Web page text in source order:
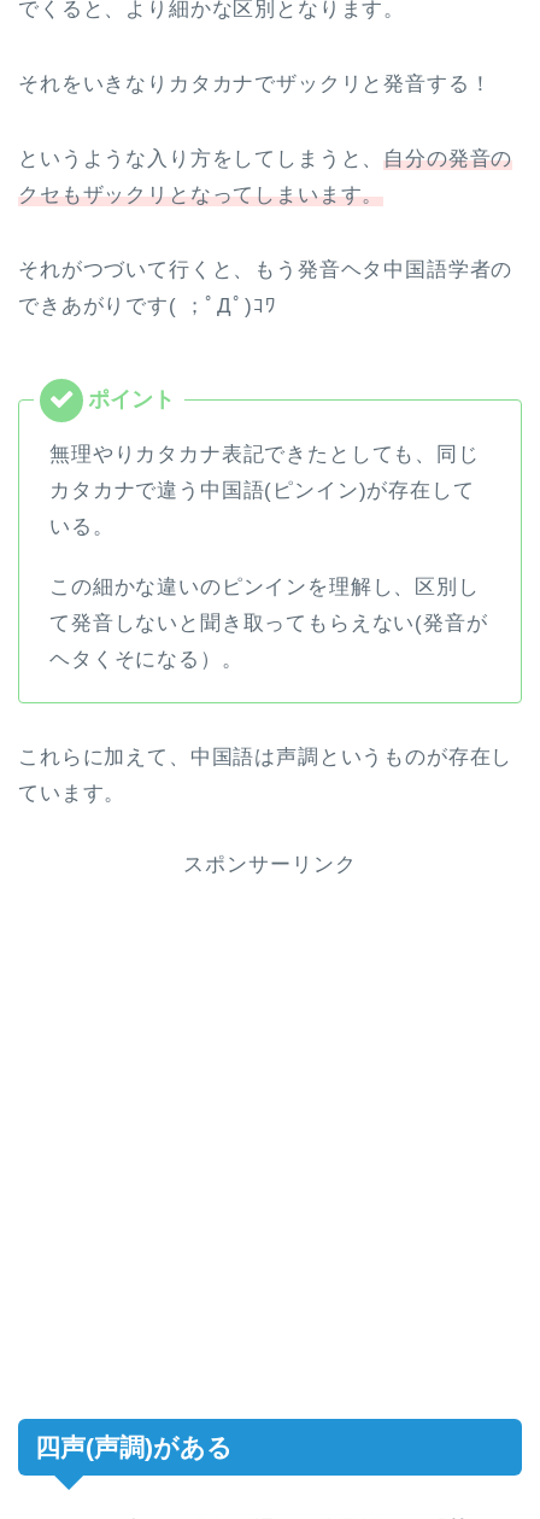
でくると、より細かな区別となります。
それをいきなりカタカナでザックリと発音する！
というような入り方をしてしまうと、自分の発音の
クセもザックリとなってしまいます。
それがつづいて行くと、もう発音ヘタ中国語学者の
できあがりです( ；ﾟДﾟ)ｺﾜ
無理やりカタカナ表記できたとしても、同じ
カタカナで違う中国語(ピンイン)が存在して
いる。
この細かな違いのピンインを理解し、区別し
て発音しないと聞き取ってもらえない(発音が
ヘタくそになる）。
これらに加えて、中国語は声調というものが存在し
ています。
スポンサーリンク
四声(声調)がある